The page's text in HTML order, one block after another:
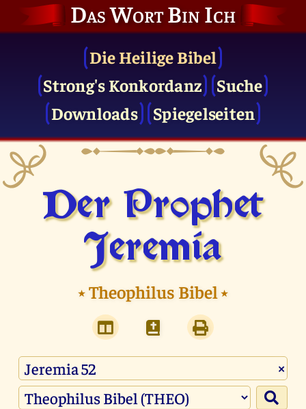
Das Wort Bin Ich
Die Heilige Bibel
Strong's Konkordanz
Suche
Downloads
Spiegelseiten
Der Prophet
Jeremia
⭑Theophilus Bibel⭑
×